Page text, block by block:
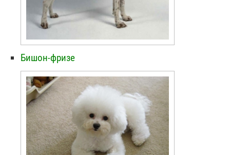
Бишон-фризе